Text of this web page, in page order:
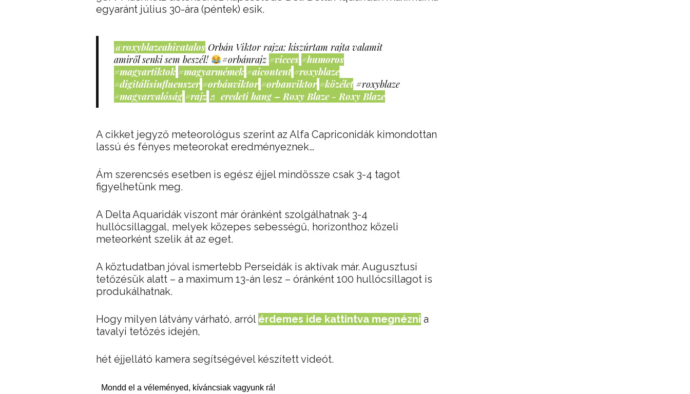
egyaránt július 30-ára (péntek) esik.
@roxyblazeahivatalos Orbán Viktor rajza: kiszúrtam rajta valamit
amiről senki sem beszél!
#orbánrajz #vicces #humoros
#magyartiktok #magyarmémek #aicontent #roxyblaze
#digitálisinfluenszer #orbánviktor #orbanviktor #közélet #roxyblaze
#magyarvalóság #rajz ♬ eredeti hang – Roxy Blaze - Roxy Blaze
A cikket jegyző meteorológus szerint az Alfa Capriconidák kimondottan
lassú és fényes meteorokat eredményeznek…
Ám szerencsés esetben is egész éjjel mindössze csak 3-4 tagot
figyelhetünk meg.
A Delta Aquaridák viszont már óránként szolgálhatnak 3-4
hullócsillaggal, melyek közepes sebességű, horizonthoz közeli
meteorként szelik át az eget.
A köztudatban jóval ismertebb Perseidák is aktívak már. Augusztusi
tetőzésük alatt – a maximum 13-án lesz – óránként 100 hullócsillagot is
produkálhatnak.
Hogy milyen látvány várható, arról érdemes ide kattintva megnézni a
tavalyi tetőzés idején,
hét éjjellátó kamera segítségével készített videót.
Mondd el a véleményed, kíváncsiak vagyunk rá!